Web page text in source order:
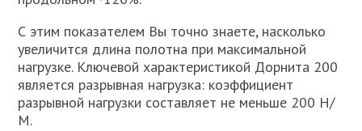
С этим показателем Вы точно знаете, насколько
увеличится длина полотна при максимальной
нагрузке. Ключевой характеристикой Дорнита 200
является разрывная нагрузка: коэффициент
разрывной нагрузки составляет не меньше 200 Н/
М.